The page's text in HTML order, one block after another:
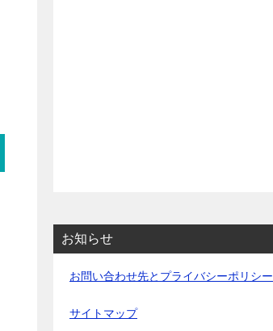
お知らせ
お問い合わせ先とプライバシーポリシー
サイトマップ